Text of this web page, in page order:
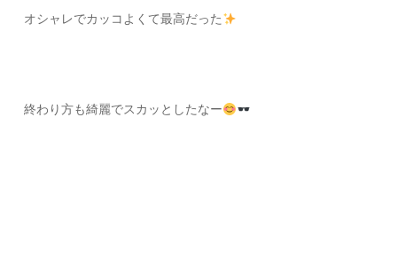
オシャレでカッコよくて最高だった
終わり方も綺麗でスカッとしたなー